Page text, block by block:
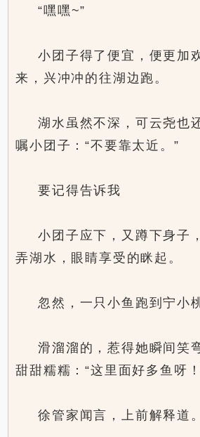
“嘿嘿~”
小团子得了便宜，便更加
来，兴冲冲的往湖边跑。
湖水虽然不深，可云尧也
嘱小团子：“不要靠太近。”
要记得告诉我
小团子应下，又蹲下身子
弄湖水，眼睛享受的眯起。
忽然，一只小鱼跑到宁小
滑溜溜的，惹得她瞬间笑
甜甜糯糯：“这里面好多鱼呀
徐管家闻言，上前解释道。